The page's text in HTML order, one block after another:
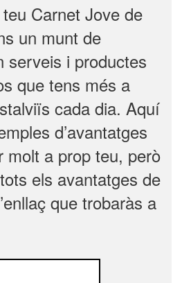
Carnet Jove de
un munt de
serveis i productes
que tens més a
cada dia. Aquí
d’avantatges
molt a prop teu, però
els avantatges de
que trobaràs a